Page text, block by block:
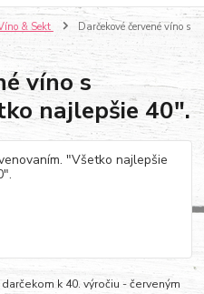
& Sekt
Darčekové červené víno s
víno s
najlepšie 40".
k 40. výročiu - červeným